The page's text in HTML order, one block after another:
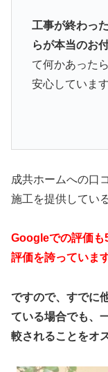
工事が終わっ
らが本当のお
て何かあった
安心しています
成共ホームへの口
施工を提供してい
Googleでの評価も
評価を誇っています
ですので、すでに
ている場合でも、
較されることをオ